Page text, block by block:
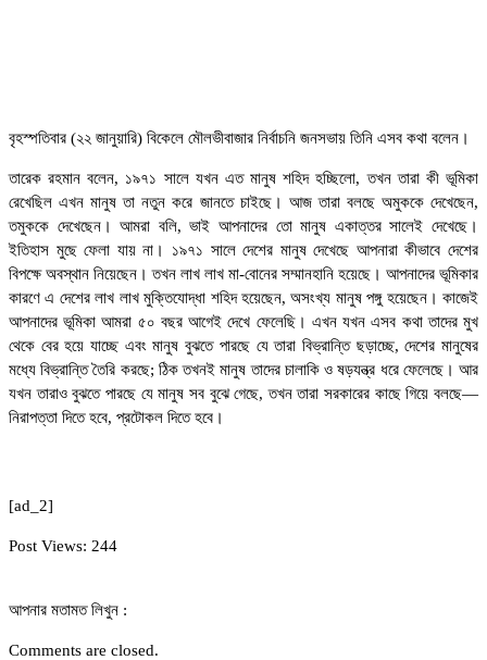
বৃহস্পতিবার (২২ জানুয়ারি) বিকেলে মৌলভীবাজার নির্বাচনি জনসভায় তিনি এসব কথা বলেন।
তারেক রহমান বলেন, ১৯৭১ সালে যখন এত মানুষ শহিদ হচ্ছিলো, তখন তারা কী ভূমিকা
রেখেছিল এখন মানুষ তা নতুন করে জানতে চাইছে। আজ তারা বলছে অমুককে দেখেছেন,
তমুককে দেখেছেন। আমরা বলি, ভাই আপনাদের তো মানুষ একাত্তর সালেই দেখেছে।
ইতিহাস মুছে ফেলা যায় না। ১৯৭১ সালে দেশের মানুষ দেখেছে আপনারা কীভাবে দেশের
বিপক্ষে অবস্থান নিয়েছেন। তখন লাখ লাখ মা-বোনের সম্মানহানি হয়েছে। আপনাদের ভূমিকার
কারণে এ দেশের লাখ লাখ মুক্তিযোদ্ধা শহিদ হয়েছেন, অসংখ্য মানুষ পঙ্গু হয়েছেন। কাজেই
আপনাদের ভূমিকা আমরা ৫০ বছর আগেই দেখে ফেলেছি। এখন যখন এসব কথা তাদের মুখ
থেকে বের হয়ে যাচ্ছে এবং মানুষ বুঝতে পারছে যে তারা বিভ্রান্তি ছড়াচ্ছে, দেশের মানুষের
মধ্যে বিভ্রান্তি তৈরি করছে; ঠিক তখনই মানুষ তাদের চালাকি ও ষড়যন্ত্র ধরে ফেলেছে। আর
যখন তারাও বুঝতে পারছে যে মানুষ সব বুঝে গেছে, তখন তারা সরকারের কাছে গিয়ে বলছে—
নিরাপত্তা দিতে হবে, প্রটোকল দিতে হবে।
[ad_2]
Post Views: 244
আপনার মতামত লিখুন :
Comments are closed.